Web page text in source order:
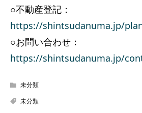
○不動産登記：
https://shintsudanuma.jp/
○お問い合わせ：
https://shintsudanuma.jp/
未分類
未分類